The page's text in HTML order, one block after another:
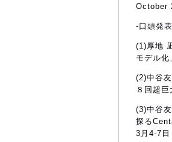
October
-口頭発表
(1)厚地
モデル
(2)中谷
８回超
(3)中谷
探る
3月4-7日